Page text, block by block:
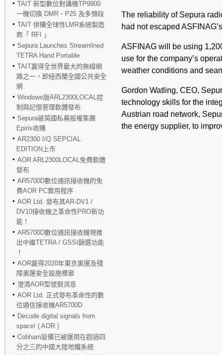
TAIT 新型數位對講機TP9900
一機切換 DMR、P25 及多頻段
TAIT 併購全球性LMR系統製造
商「 RFI 」
Sepura Launches Streamlined
TETRA Hand Portable
TAIT贏得全世界最大的無線網
路之一，即紐西蘭全國公共安全
網
Windows版ARL2300LOCAL控
制與記憶管理軟體發布
Sepura被英國私募股權集團
Epiris收購
AR2300 I/Q SEPCIAL
EDITION上市
AOR ARL2300LOCAL免費軟體
發布
AR5700D數位通訊接收機的免
費AOR PC實用程序
AOR Ltd. 發布其AR-DV1 /
DV10接收機之革命性PRO新功
能！
AR5700D數位通訊接收機現推
出中繼TETRA / GSSI篩選功能
！
AOR贏得2020年東京奧運及殘
障奧運安全設施標案
澄清AOR型號假消息
AOR Ltd. 正式發布革命性的數
位通信接收機AR5700D
Decode digital signals from
space! ( AOR )
Cobham設備已被運用在超過四
分之三的中國大陸地鐵系統
The reliability of Sepura
had not escaped
ASFINAG will be using
use for the company’s
weather conditions and
Gordon Watling, CEO,
technology skills for the
Austrian road network,
the energy supplier, to